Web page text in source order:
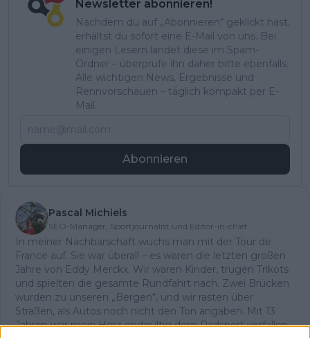
Newsletter abonnieren!
Nachdem du auf „Abonnieren“ geklickt hast,
erhältst du sofort eine E-Mail von uns. Bei
einigen Lesern landet diese im Spam-
Ordner – überprüfe ihn daher bitte ebenfalls.
Alle wichtigen News, Ergebnisse und
Rennvorschauen – täglich kompakt per E-
Mail.
Abonnieren
Pascal Michiels
SEO-Manager, Sportjournalist und Editor-in-chief
In meiner Nachbarschaft wuchs man mit der Tour de
France auf. Sie war überall – es waren die letzten großen
Jahre von Eddy Merckx. Wir waren Kinder, trugen Trikots
und spielten die gesamte Rundfahrt nach. Zwei Brücken
wurden zu unseren „Bergen“, und wir rasten über
Straßen, als Autos noch nicht den Ton angaben. Mit 13
Jahren war mein Herz endgültig dem Radsport verfallen.